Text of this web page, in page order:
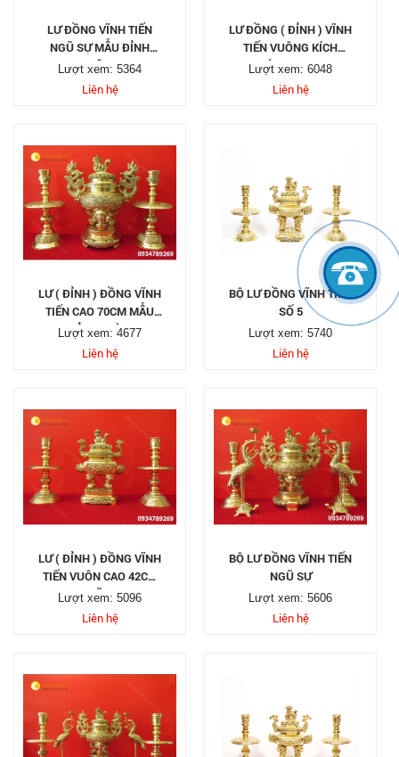
LƯ ĐỒNG VĨNH TIẾN
NGŨ SỰ MẪU ĐỈNH
VUÔNG
Lượt xem: 5364
Liên hệ
LƯ ĐỒNG ( ĐỈNH ) VĨNH
TIẾN VUÔNG KÍCH
THƯỚC CAO 60CM
Lượt xem: 6048
Liên hệ
LƯ ( ĐỈNH ) ĐỒNG VĨNH
TIẾN CAO 70CM MẪU
ĐỈNH TRÒN
Lượt xem: 4677
Liên hệ
BỘ LƯ ĐỒNG VĨNH TIẾN
SỐ 5
Lượt xem: 5740
Liên hệ
LƯ ( ĐỈNH ) ĐỒNG VĨNH
TIẾN VUÔN CAO 42CM
NGŨ SỰ
Lượt xem: 5096
Liên hệ
BỘ LƯ ĐỒNG VĨNH TIẾN
NGŨ SỰ
Lượt xem: 5606
Liên hệ